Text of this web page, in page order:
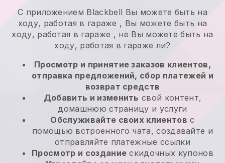
С приложением Blackbell Вы можете быть на
ходу, работая в гараже , Вы можете быть на
ходу, работая в гараже , не Вы можете быть на
ходу, работая в гараже ли?
Просмотр и принятие заказов клиентов,
отправка предложений, сбор платежей и
возврат средств
Добавить и изменить свой контент,
домашнюю страницу и услуги
Обслуживайте своих клиентов с
помощью встроенного чата, создавайте и
отправляйте платежные ссылки
Просмотр и создание скидочных купонов